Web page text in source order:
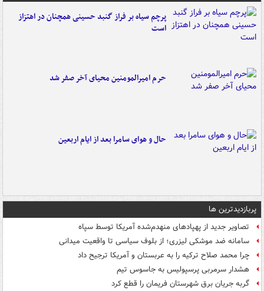
پرچم سیاه بر فراز گنبد حسینی همچنان در اهتزاز
است
حرم امیرالمومنین محیای آخر صفر شد
حال و هوای سامرا بعد از ایام اربعین
پربازدیدترین ها
تصاویر جدید از پهپادهای منهدم‌شده آمریکا توسط سپاه
سامانه ضد موشکی لیزری؛ از بلوف سیاسی تا واقعیت میدانی
چرا محمد صلاح ترکیه را به عربستان و آمریکا ترجیح داد
هشدار سرمربی پرسپولیس به جاسوس تیم
گربه جریان برق شهرستان فریمان را قطع کرد